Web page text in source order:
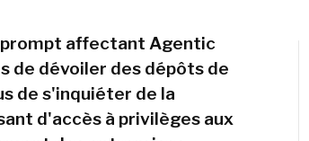
affectant Agentic
de dévoiler des dépôts de
de s'inquiéter de la
d'accès à privilèges aux